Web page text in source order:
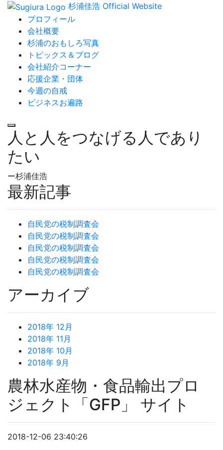
杉浦佳浩 Official Website
プロフィール
会社概要
杉浦のおもしろ写真
トピックス＆ブログ
会社紹介コーナー
応援企業・団体
今週の自戒
ビジネスお遍路
人と人をつなげる人であり
たい
ー杉浦佳浩
最新記事
自民党の税制調査会
自民党の税制調査会
自民党の税制調査会
自民党の税制調査会
自民党の税制調査会
アーカイブ
2018年 12月
2018年 11月
2018年 10月
2018年 9月
農林水産物・食品輸出プロ
ジェクト「GFP」 サイト
2018-12-06 23:40:26